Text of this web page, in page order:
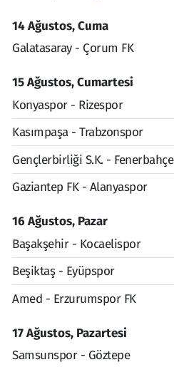
14 Ağustos, Cuma
Galatasaray - Çorum FK
15 Ağustos, Cumartesi
Konyaspor - Rizespor
Kasımpaşa - Trabzonspor
Gençlerbirliği S.K. - Fenerbahçe
Gaziantep FK - Alanyaspor
16 Ağustos, Pazar
Başakşehir - Kocaelispor
Beşiktaş - Eyüpspor
Amed - Erzurumspor FK
17 Ağustos, Pazartesi
Samsunspor - Göztepe